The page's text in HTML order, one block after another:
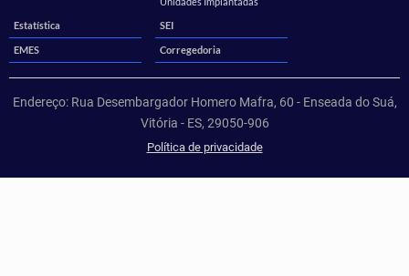
Estatística
SEI
EMES Corregedoria
Endereço: Rua Desembargador Homero Mafra, 60 - Enseada do Suá,
Vitória - ES, 29050-906
Política de privacidade